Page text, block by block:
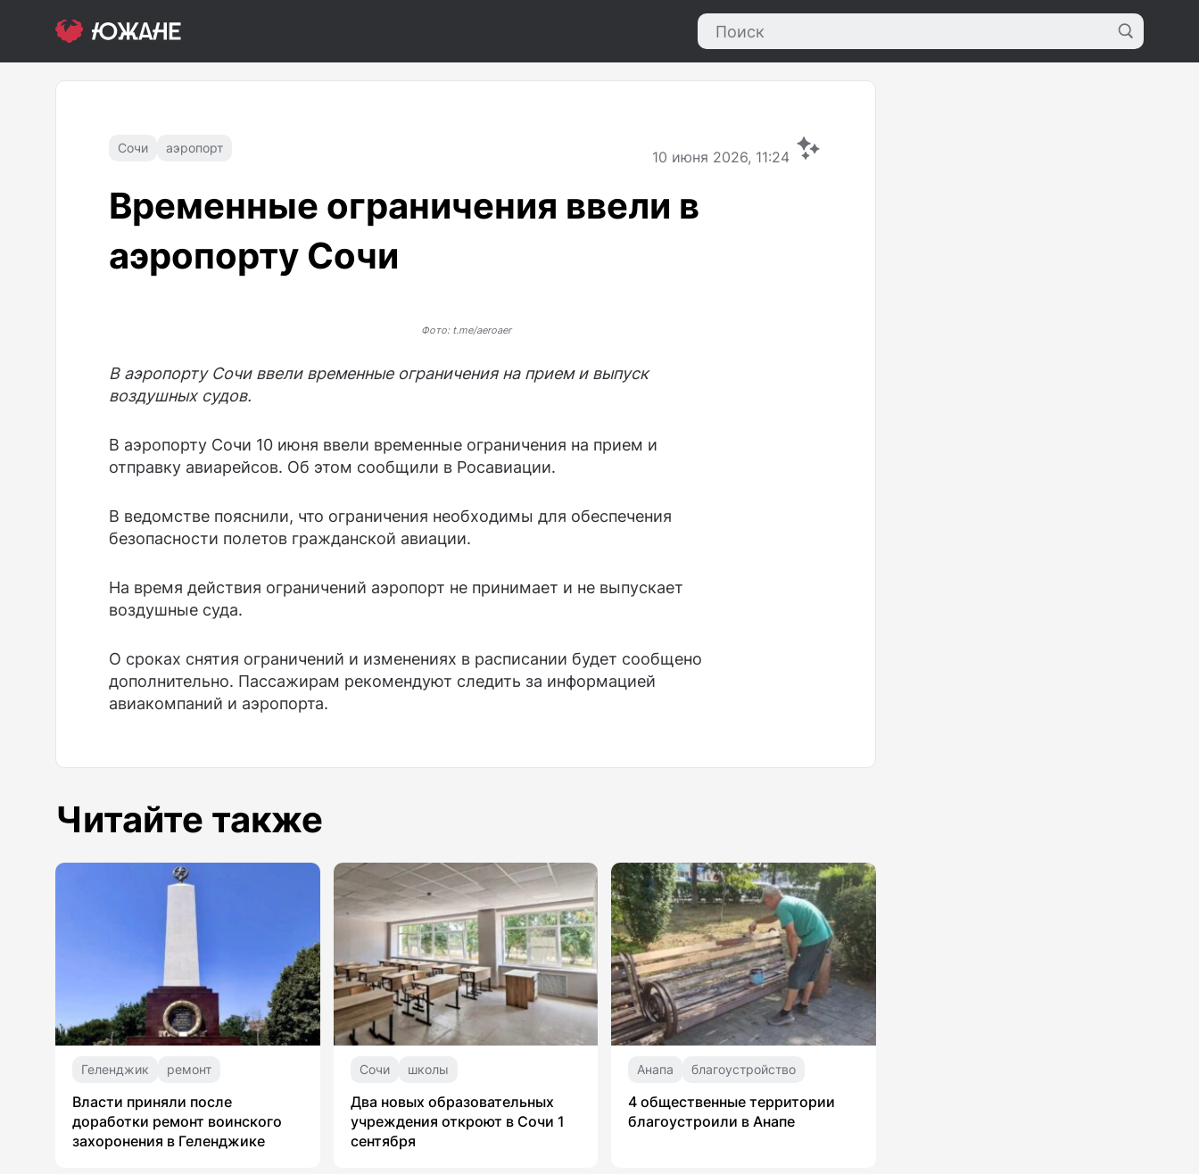
Сочи аэропорт
10 июня 2026, 11:24
Временные ограничения ввели в
аэропорту Сочи
Фото: t.me/aeroaer
В аэропорту Сочи ввели временные ограничения на прием и выпуск
воздушных судов.
В аэропорту Сочи 10 июня ввели временные ограничения на прием и
отправку авиарейсов. Об этом сообщили в Росавиации.
В ведомстве пояснили, что ограничения необходимы для обеспечения
безопасности полетов гражданской авиации.
На время действия ограничений аэропорт не принимает и не выпускает
воздушные суда.
О сроках снятия ограничений и изменениях в расписании будет сообщено
дополнительно. Пассажирам рекомендуют следить за информацией
авиакомпаний и аэропорта.
Читайте также
Геленджик ремонт
Власти приняли после
доработки ремонт воинского
захоронения в Геленджике
Сочи школы
Два новых образовательных
учреждения откроют в Сочи 1
сентября
Анапа благоустройство
4 общественные территории
благоустроили в Анапе